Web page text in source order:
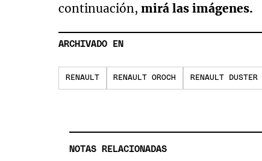
continuación,mirá las imágenes.
ARCHIVADO EN
RENAULT RENAULT OROCH RENAULT DUSTER
NOTAS RELACIONADAS